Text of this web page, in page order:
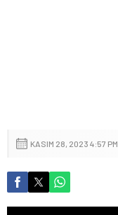
KASIM 28, 2023 4:57 PM